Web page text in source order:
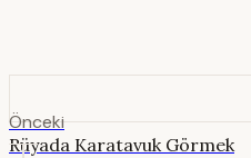
Önceki
Rüyada Karatavuk Görmek